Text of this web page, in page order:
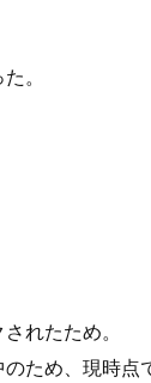
。
れたため。
め、現時点